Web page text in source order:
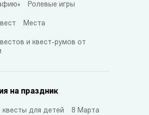
Ролевые игры
Места
и квест-румов от
на праздник
для детей 8 Марта